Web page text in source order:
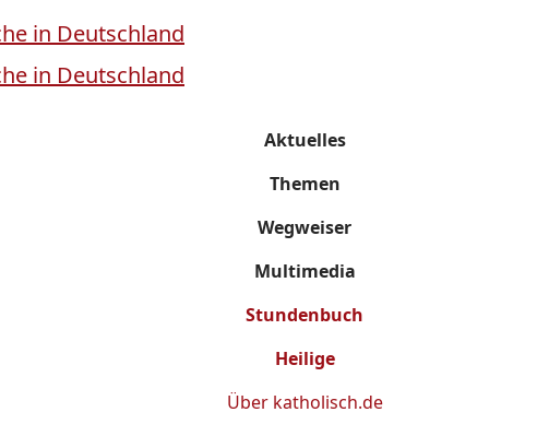
Aktuelles
Themen
Wegweiser
Multimedia
Stundenbuch
Heilige
Über katholisch.de